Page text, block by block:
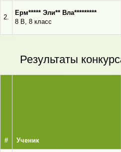
2.
Ерм***** Эли** Вла*********
8 В, 8 класс
Результаты
# Ученик